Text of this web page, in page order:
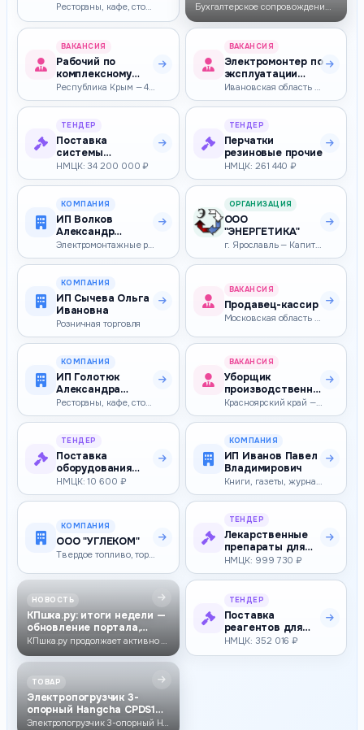
Рестораны, кафе, столовые
бухгалтерское
сопровожден…
Бухгалтерское сопровождение для ИП, ООО, ЖСК, ТСН и СНТ в Можайске и М…
ВАКАНСИЯ
Рабочий по
комплексному
обслуживанию и
ремонту зданий
Республика Крым — 40 000–45 000 ₽
ВАКАНСИЯ
Электромонтер по
эксплуатации
распределительных
сетей
Ивановская область — 39 451–55 200 ₽
ТЕНДЕР
Поставка
системы
ультразвуковой
визуализации
универсаль…
НМЦК: 34 200 000 ₽
ТЕНДЕР
Перчатки
резиновые прочие
НМЦК: 261 440 ₽
КОМПАНИЯ
ИП Волков
Александр
Витальевич
Электромонтажные работы
ОРГАНИЗАЦИЯ
ООО
"ЭНЕРГЕТИКА"
г. Ярославль — Капитальный ремонт дизель-генераторов и электрогенерато…
КОМПАНИЯ
ИП Сычева Ольга
Ивановна
Розничная торговля
ВАКАНСИЯ
Продавец-кассир
КОМПАНИЯ
ИП Голотюк
Александра
Владимировна
Рестораны, кафе, столовые
ВАКАНСИЯ
Уборщик
производственных
помещений
Красноярский край — 83 800–83 800 ₽
ТЕНДЕР
Поставка
оборудования
ИТО СиВ (прочая
закупка товаров,
…
НМЦК: 10 600 ₽
КОМПАНИЯ
ИП Иванов Павел
Владимирович
Книги, газеты, журналы и прочая продукция издательств
КОМПАНИЯ
ООО "УГЛЕКОМ"
ТЕНДЕР
Лекарственные
препараты для
медицинского
применения
НМЦК: 999 730 ₽
НОВОСТЬ
КПшка.ру: итоги недели —
обновление портала,
новые функ…
КПшка.ру продолжает активно развиваться: за неделю обновлены дизайн, м…
ТЕНДЕР
Поставка
реагентов для
анализатора
Getein.
НМЦК: 352 016 ₽
ТОВАР
Электропогрузчик 3-
опорный Hangcha CPDS15,
1500кг, 6500…
Электропогрузчик 3-опорный Hangcha CPDS15, 1500кг, 6500мм, свободный х…